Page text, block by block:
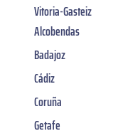
Vitoria-Gasteiz
Alcobendas
Badajoz
Cádiz
Coruña
Getafe